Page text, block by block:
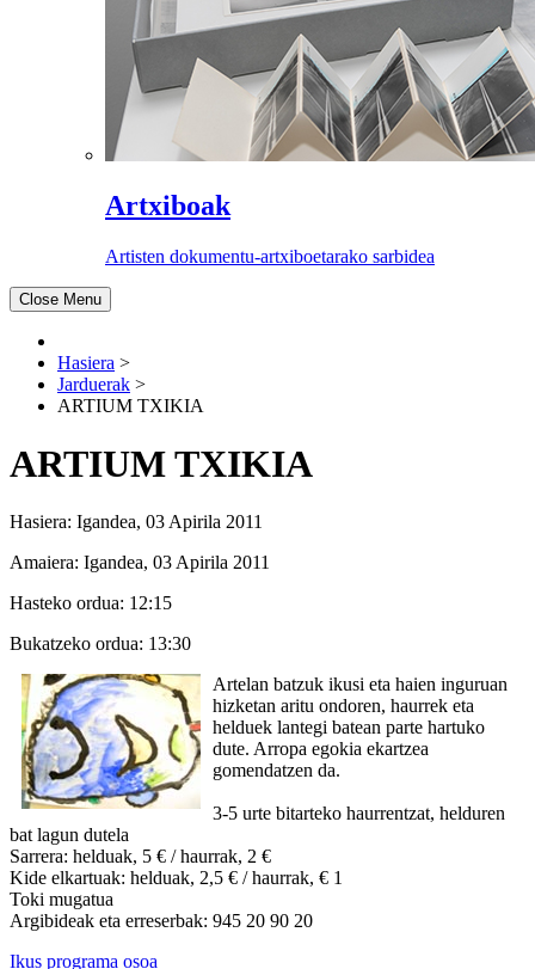
Artxiboak
Artisten dokumentu-artxiboetarako sarbidea
Close Menu
Hasiera >
Jarduerak >
ARTIUM TXIKIA
ARTIUM TXIKIA
Hasiera: Igandea, 03 Apirila 2011
Amaiera: Igandea, 03 Apirila 2011
Hasteko ordua: 12:15
Bukatzeko ordua: 13:30
Artelan batzuk ikusi eta haien inguruan
hizketan aritu ondoren, haurrek eta
helduek lantegi batean parte hartuko
dute. Arropa egokia ekartzea
gomendatzen da.
3-5 urte bitarteko haurrentzat, helduren
bat lagun dutela
Sarrera: helduak, 5 € / haurrak, 2 €
Kide elkartuak: helduak, 2,5 € / haurrak, € 1
Toki mugatua
Argibideak eta erreserbak: 945 20 90 20
Ikus programa osoa